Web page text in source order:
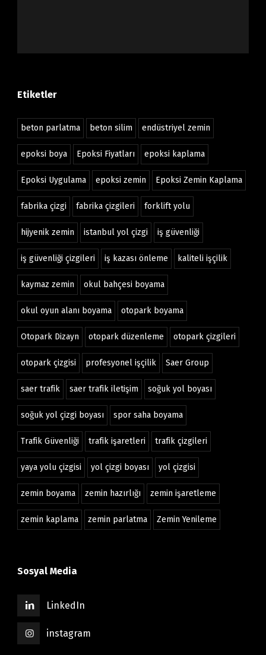
Etiketler
beton parlatma beton silim endüstriyel zemin
epoksi boya Epoksi Fiyatları epoksi kaplama
Epoksi Uygulama epoksi zemin Epoksi Zemin Kaplama
fabrika çizgi fabrika çizgileri forklift yolu
hijyenik zemin istanbul yol çizgi iş güvenliği
iş güvenliği çizgileri iş kazası önleme kaliteli işçilik
kaymaz zemin okul bahçesi boyama
okul oyun alanı boyama otopark boyama
Otopark Dizayn otopark düzenleme otopark çizgileri
otopark çizgisi profesyonel işçilik Saer Group
saer trafik saer trafik iletişim soğuk yol boyası
soğuk yol çizgi boyası spor saha boyama
Trafik Güvenliği trafik işaretleri trafik çizgileri
yaya yolu çizgisi yol çizgi boyası yol çizgisi
zemin boyama zemin hazırlığı zemin işaretleme
zemin kaplama zemin parlatma Zemin Yenileme
Sosyal Media
LinkedIn
instagram